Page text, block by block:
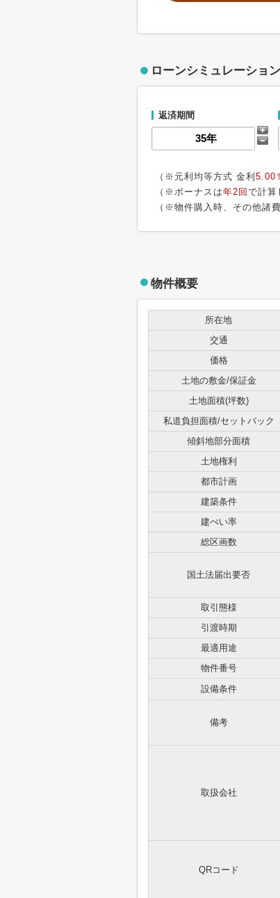
ローンシミュレーション
返済期間
（※元利均等方式 金利 5.00
（※ボーナスは年2回 で計算
（※物件購入時、その他諸
物件概要
所在地
交通
価格
土地の敷金/保証金
土地面積(坪数)
私道負担面積/セットバック
傾斜地部分面積
土地権利
都市計画
建築条件
建ぺい率
総区画数
国土法届出要否
取引態様
引渡時期
最適用途
物件番号
設備条件
備考
取扱会社
QRコード